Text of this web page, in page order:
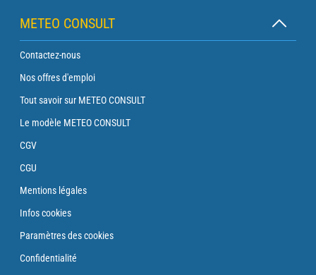
METEO CONSULT
Contactez-nous
Nos offres d'emploi
Tout savoir sur METEO CONSULT
Le modèle METEO CONSULT
CGV
CGU
Mentions légales
Infos cookies
Paramètres des cookies
Confidentialité